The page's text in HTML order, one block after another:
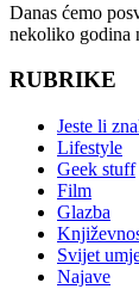
Danas ćemo
nekoliko godina
RUBRIKE
Jeste li
Lifestyle
Geek stuff
Film
Glazba
Svijet
Najave